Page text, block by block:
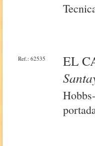
Ref.: 62535
EL